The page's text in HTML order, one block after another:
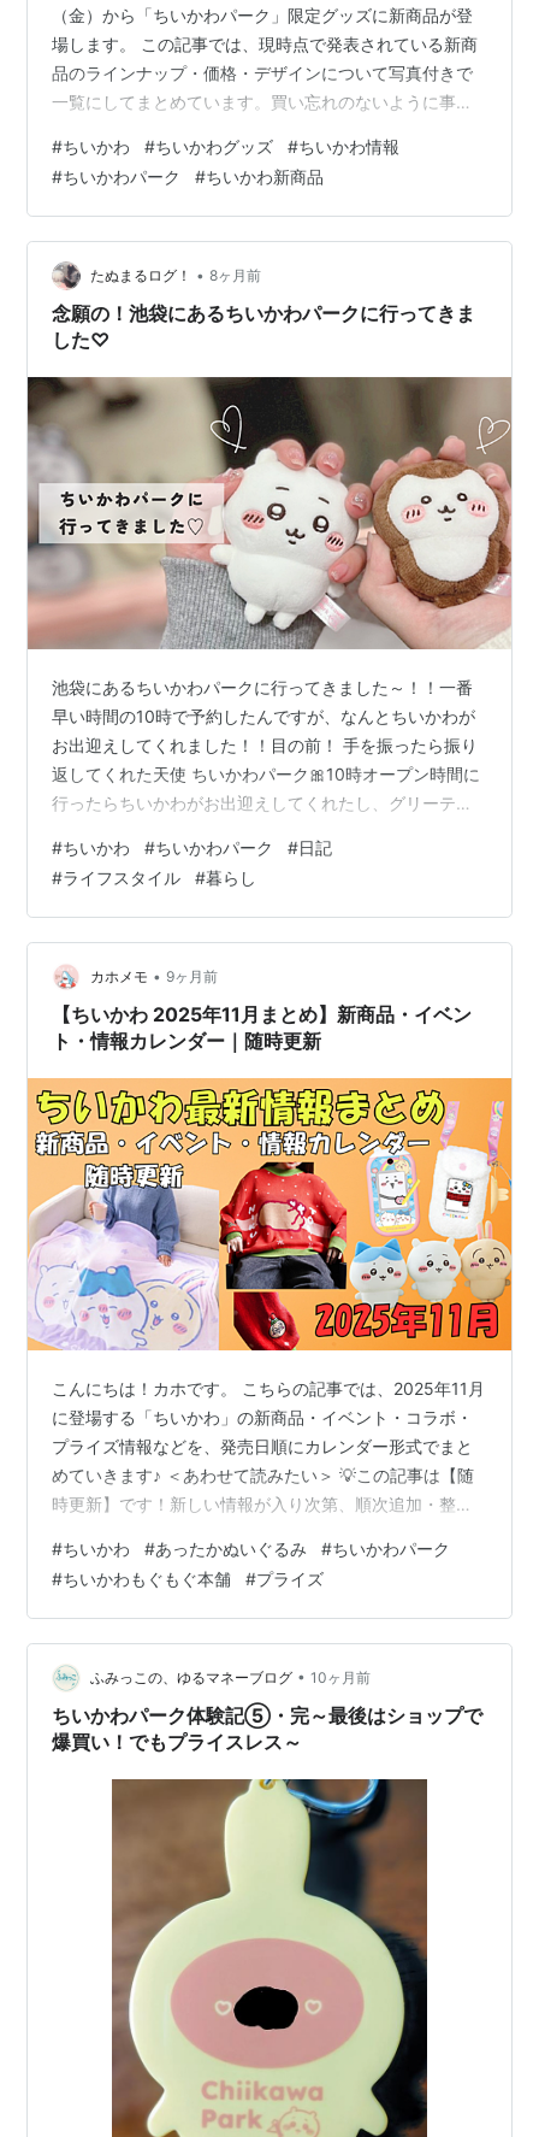
（金）から「ちいかわパーク」限定グッズに新商品が登
場します。 この記事では、現時点で発表されている新商
品のラインナップ・価格・デザインについて写真付きで
一覧にしてまとめています。買い忘れのないように事前
いかわパーク限定グッズをチェック 【2026年2月6日発
売】ちいかわパーク新商品まとめ｜限定グッズ最新情報
ちいかわパーク新商品はいつから？ 発売日 ちいかわパー
ク限定新商品ラインナップ一覧 ちいかわパーク マスコッ
トサイズな着ぐるみ ちいかわパーク リバーシブル ふん
わりぬいぐるみベレー帽 …
#ちいかわ #ちいかわグッズ #ちいかわ情報
#ちいかわパーク #ちいかわ新商品
たぬまるログ！ • 8ヶ月前
念願の！池袋にあるちいかわパークに行ってきま
した♡
池袋にあるちいかわパークに行ってきました～！！一番
早い時間の10時で予約したんですが、なんとちいかわが
お出迎えしてくれました！！目の前！ 手を振ったら振り
返してくれた天使 ちいかわパーク🎀10時オープン時間に
行ったらちいかわがお出迎えしてくれたし、グリーティ
ら、ハチワレもうさぎもモモンガも全員見れて嬉しいT ˙̫
T💘ハチワレとモモンガが突撃してくれたときは可愛すぎ
て内心叫んだT ˙̫ T💘 pic.twitter.com/vd2PCMh7eY — る
ち🎀 (@zubolog_) 2025年11月23日 ディズニーも開演と
同時に行くとキャラたち…
#ちいかわ #ちいかわパーク #日記
#ライフスタイル #暮らし
カホメモ • 9ヶ月前
【ちいかわ 2025年11月まとめ】新商品・イベン
ト・情報カレンダー｜随時更新
こんにちは！カホです。 こちらの記事では、2025年11月
に登場する「ちいかわ」の新商品・イベント・コラボ・
プライズ情報などを、発売日順にカレンダー形式でまと
めていきます♪ ＜あわせて読みたい＞ 💡この記事は【随
時更新】です！新しい情報が入り次第、順次追加・整理
くださいね📌 📅 2025年11月の発売スケジュール 11月1日
（土） ちいかわパーク 新商品発売 詳細はこちらから👇ち
いかわパーク公式X 11月3日（月） キャラテアートケー
ス ちいかわ発売 詳細はこちらの記事でまとめています👇
11月7日（金） 【プライズ】ちいかわ 超BIGマイヤー…
#ちいかわ #あったかぬいぐるみ #ちいかわパーク
#ちいかわもぐもぐ本舗 #プライズ
ふみっこの、ゆるマネーブログ • 10ヶ月前
ちいかわパーク体験記⑤・完～最後はショップで
爆買い！でもプライスレス～